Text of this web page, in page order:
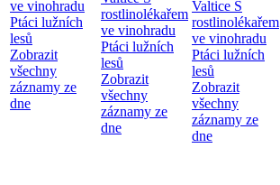
ve vinohradu
Ptáci lužních
lesů
Zobrazit
všechny
záznamy ze
dne
rostlinolékařem
ve vinohradu
Ptáci lužních
lesů
Zobrazit
všechny
záznamy ze
dne
Valtice S
rostlinolékařem
ve vinohradu
Ptáci lužních
lesů
Zobrazit
všechny
záznamy ze
dne